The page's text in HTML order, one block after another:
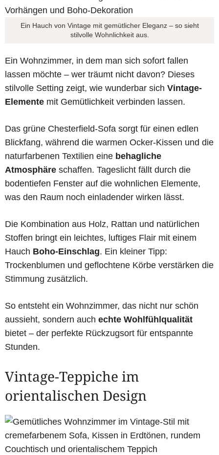
Ein Hauch von Vintage mit gemütlicher Eleganz – so sieht
stilvolle Wohnlichkeit aus.
Ein Wohnzimmer, in dem man sich sofort fallen
lassen möchte – wer träumt nicht davon? Dieses
stilvolle Setting zeigt, wie wunderbar sich Vintage-
Elemente mit Gemütlichkeit verbinden lassen.
Das grüne Chesterfield-Sofa sorgt für einen edlen
Blickfang, während die warmen Ocker-Kissen und die
naturfarbenen Textilien eine behagliche
Atmosphäre schaffen. Tageslicht fällt durch die
bodentiefen Fenster auf die wohnlichen Elemente,
was den Raum noch einladender wirken lässt.
Die Kombination aus Holz, Rattan und natürlichen
Stoffen bringt ein leichtes, luftiges Flair mit einem
Hauch Boho-Einschlag. Ein kleiner Tipp:
Trockenblumen und geflochtene Körbe verstärken die
Stimmung zusätzlich.
So entsteht ein Wohnzimmer, das nicht nur schön
aussieht, sondern auch echte Wohlfühlqualität
bietet – der perfekte Rückzugsort für entspannte
Stunden.
Vintage-Teppiche im
orientalischen Design